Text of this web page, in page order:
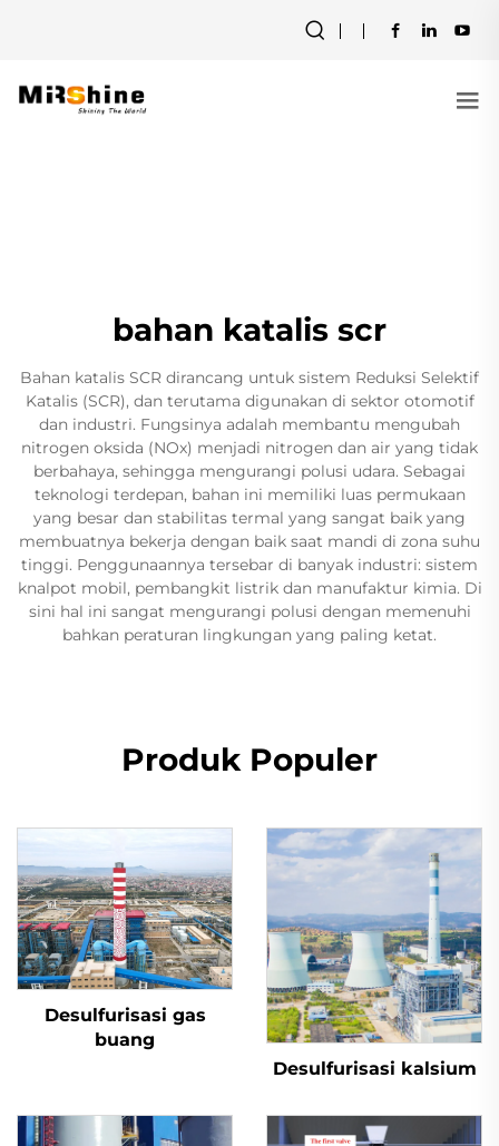
bahan katalis scr
Bahan katalis SCR dirancang untuk sistem Reduksi Selektif
Katalis (SCR), dan terutama digunakan di sektor otomotif
dan industri. Fungsinya adalah membantu mengubah
nitrogen oksida (NOx) menjadi nitrogen dan air yang tidak
berbahaya, sehingga mengurangi polusi udara. Sebagai
teknologi terdepan, bahan ini memiliki luas permukaan
yang besar dan stabilitas termal yang sangat baik yang
membuatnya bekerja dengan baik saat mandi di zona suhu
tinggi. Penggunaannya tersebar di banyak industri: sistem
knalpot mobil, pembangkit listrik dan manufaktur kimia. Di
sini hal ini sangat mengurangi polusi dengan memenuhi
bahkan peraturan lingkungan yang paling ketat.
Produk Populer
Desulfurisasi gas
buang
Desulfurisasi kalsium